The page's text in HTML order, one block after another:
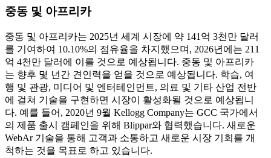
중동 및 아프리카
중동 및 아프리카는 2025년 세계 시장에 약 141억 3천만 달러
를 기여하여 10.10%의 점유율을 차지했으며, 2026년에는 211
억 4천만 달러에 이를 것으로 예상됩니다. 중동 및 아프리카
는 향후 몇 년간 견인력을 얻을 것으로 예상됩니다. 학습, 여
행 및 관광, 미디어 및 엔터테인먼트, 의료 및 기타 산업 전반
에 걸쳐 기술을 구현하면 시장이 활성화될 것으로 예상됩니
다. 예를 들어, 2020년 9월 Kellogg Company는 GCC 국가에서
의 제품 출시 캠페인을 위해 Blippar와 협력했습니다. 새로운
WebAr 기술을 통해 고객과 소통하고 새로운 시장 기회를 개
척하는 것을 목표로 하고 있습니다.